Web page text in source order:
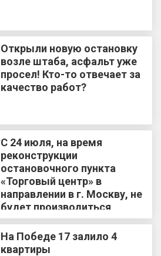
Открыли новую остановку
возле штаба, асфальт уже
просел! Кто-то отвечает за
качество работ?
С 24 июля, на время
реконструкции
остановочного пункта
«Торговый центр» в
направлении в г. Москву, не
будет производиться
посадка и высадка
пассажиров
На Победе 17 залило 4
квартиры